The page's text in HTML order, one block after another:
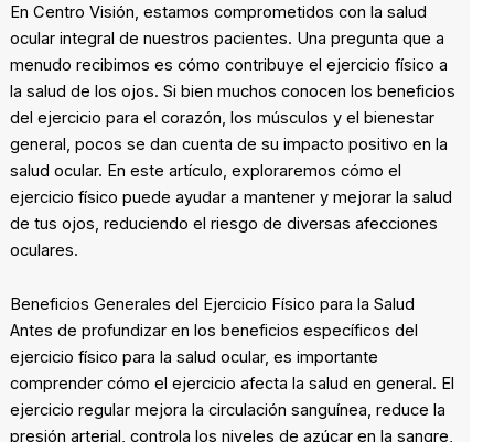
En Centro Visión, estamos comprometidos con la salud
ocular integral de nuestros pacientes. Una pregunta que a
menudo recibimos es cómo contribuye el ejercicio físico a
la salud de los ojos. Si bien muchos conocen los beneficios
del ejercicio para el corazón, los músculos y el bienestar
general, pocos se dan cuenta de su impacto positivo en la
salud ocular. En este artículo, exploraremos cómo el
ejercicio físico puede ayudar a mantener y mejorar la salud
de tus ojos, reduciendo el riesgo de diversas afecciones
oculares.
Beneficios Generales del Ejercicio Físico para la Salud
Antes de profundizar en los beneficios específicos del
ejercicio físico para la salud ocular, es importante
comprender cómo el ejercicio afecta la salud en general. El
ejercicio regular mejora la circulación sanguínea, reduce la
presión arterial, controla los niveles de azúcar en la sangre,